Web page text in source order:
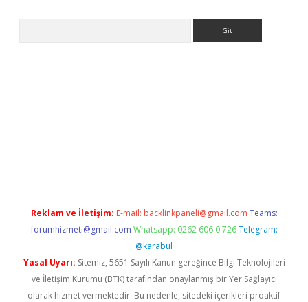
Reklam ve İletişim: E-mail: backlinkpaneli@gmail.com Teams:
forumhizmeti@gmail.com Whatsapp: 0262 606 0 726 Telegram:
@karabul
Yasal Uyarı: Sitemiz, 5651 Sayılı Kanun gereğince Bilgi Teknolojileri
ve İletişim Kurumu (BTK) tarafından onaylanmış bir Yer Sağlayıcı
olarak hizmet vermektedir. Bu nedenle, sitedeki içerikleri proaktif